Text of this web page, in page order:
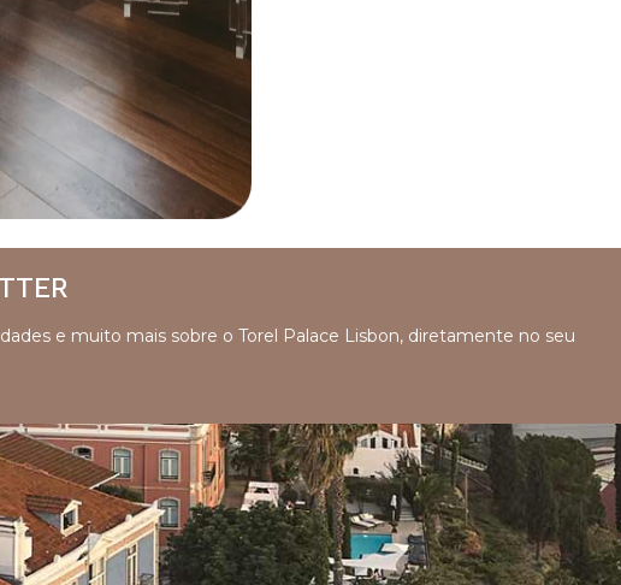
e muito mais sobre o Torel Palace Lisbon, diretamente no seu